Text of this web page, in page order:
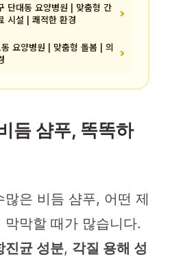
단대동 요양병원 | 맞춤형 간
시설 | 쾌적한 환경
요양병원 | 맞춤형 돌봄 | 의
듬 샴푸, 똑똑하
은 비듬 샴푸, 어떤 제
막할 때가 많습니다.
진균 성분, 각질 용해 성